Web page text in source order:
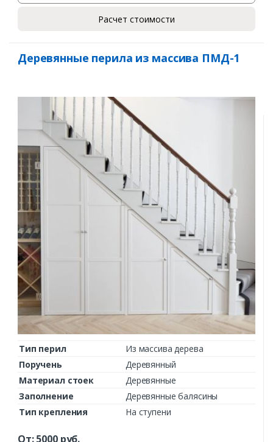
Расчет стоимости
Деревянные перила из массива ПМД-1
Тип перил
Из массива дерева
Поручень
Деревянный
Материал стоек
Деревянные
Заполнение
Деревянные балясины
Тип крепления
На ступени
От:5000руб.